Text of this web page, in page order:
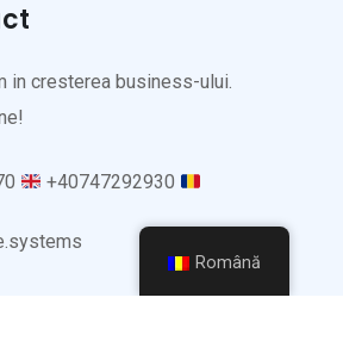
in cresterea business-ului.
+40747292930
Română